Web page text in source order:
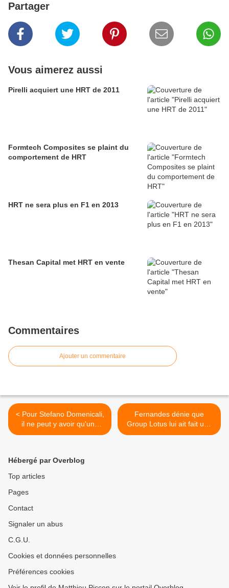
Partager
Vous aimerez aussi
Pirelli acquiert une HRT de 2011
Formtech Composites se plaint du
comportement de HRT
HRT ne sera plus en F1 en 2013
Thesan Capital met HRT en vente
Commentaires
Ajouter un commentaire
< Pour Stefano Domenicali,
il ne peut y avoir qu'une
course par pays
Fernandes dénie que
Group Lotus lui ait fait une
offre >
Hébergé par Overblog
Top articles
Pages
Contact
Signaler un abus
C.G.U.
Cookies et données personnelles
Préférences cookies